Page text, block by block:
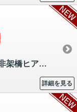
【29,800円】≪【くまポン初登場！】非架橋ヒアルロン酸とポリ乳酸を組み合…
詳細を見る